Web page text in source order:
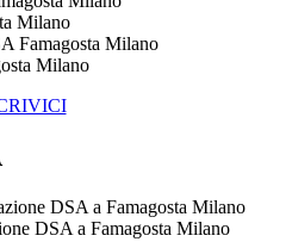
Milano
Famagosta Milano
Milano
DSA a Famagosta Milano